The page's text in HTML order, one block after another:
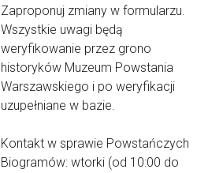
Zaproponuj zmiany w formularzu.
Wszystkie uwagi będą
weryfikowanie przez grono
historyków Muzeum Powstania
Warszawskiego i po weryfikacji
uzupełniane w bazie.
Kontakt w sprawie Powstańczych
Biogramów: wtorki (od 10:00 do